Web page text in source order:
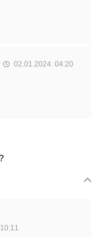
02.01.2024. 04:20